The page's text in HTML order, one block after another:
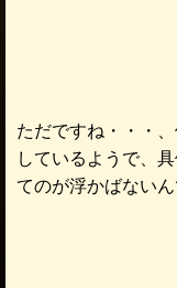
ただですね・・・
しているようで、
てのが浮かばないん